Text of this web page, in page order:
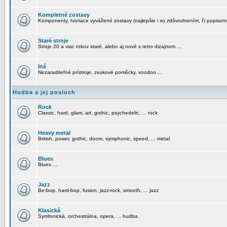
Kompletné zostavy
Komponenty, tvoriace vyvážené zostavy (najlepšie i so zdôvodnením, či
Staré stroje
Stroje 20 a viac rokov staré, alebo aj nové s retro dizajnom ...
Iné
Nezaraditeľné prístroje, zvukové pomôcky, voodoo ...
Hudba a jej posluch
Rock
Classic, hard, glam, art, gothic, psychedelic, ... rock
Heavy metal
British, power, gothic, doom, symphonic, speed, ... metal
Blues
Blues ...
Jazz
Be-bop, hard-bop, fusion, jazz-rock, smooth, ... jazz
Klasická
Symfonická, orchestrálna, opera, ... hudba